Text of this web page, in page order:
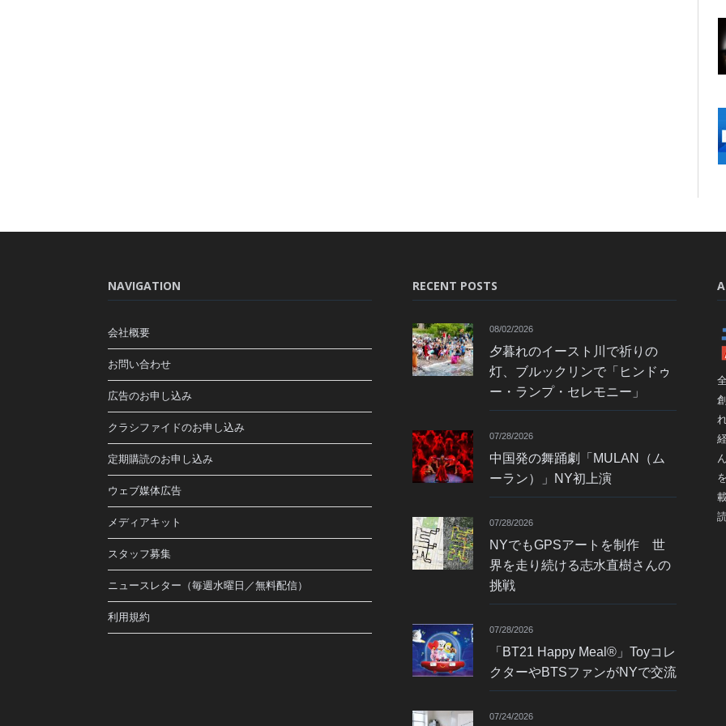
NAVIGATION
会社概要
お問い合わせ
広告のお申し込み
クラシファイドのお申し込み
定期購読のお申し込み
ウェブ媒体広告
メディアキット
スタッフ募集
ニュースレター（毎週水曜日／無料配信）
利用規約
RECENT POSTS
08/02/2026
夕暮れのイースト川で祈りの
灯、ブルックリンで「ヒンドゥ
ー・ランプ・セレモニー」
07/28/2026
中国発の舞踊劇「MULAN（ム
ーラン）」NY初上演
07/28/2026
NYでもGPSアートを制作 世
界を走り続ける志水直樹さんの
挑戦
07/28/2026
「BT21 Happy Meal®」Toyコレ
クターやBTSファンがNYで交流
07/24/2026